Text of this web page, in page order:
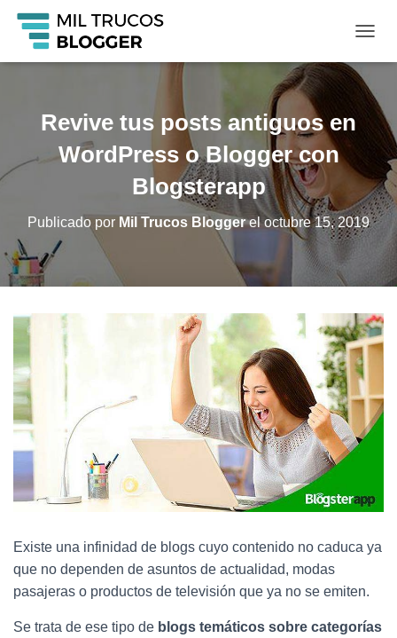
A
M
B
O
D
O
D
E
G
A
I
Ó
Revive tus posts antiguos en
WordPress o Blogger con
Blogsterapp
Publicado por Mil Trucos Bloggereloctubre 15, 2019
Existe una infinidad de blogs cuyo contenido no caduca ya
que no dependen de asuntos de actualidad, modas
pasajeras o productos de televisión que ya no se emiten.
Se trata de ese tipo de blogs temáticos sobre categorías